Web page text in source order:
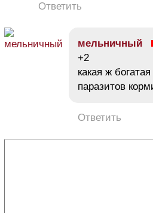
Ответить
мельничный
+2
какая ж
паразитов
Ответить